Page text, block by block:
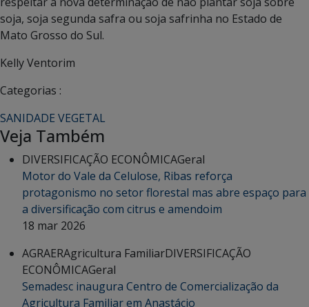
soja, soja segunda safra ou soja safrinha no Estado de
Mato Grosso do Sul.
Kelly Ventorim
Categorias :
SANIDADE VEGETAL
Veja Também
DIVERSIFICAÇÃO ECONÔMICAGeral
Motor do Vale da Celulose, Ribas reforça
protagonismo no setor florestal mas abre espaço para
a diversificação com citrus e amendoim
18 mar 2026
AGRAERAgricultura FamiliarDIVERSIFICAÇÃO
ECONÔMICAGeral
Semadesc inaugura Centro de Comercialização da
Agricultura Familiar em Anastácio